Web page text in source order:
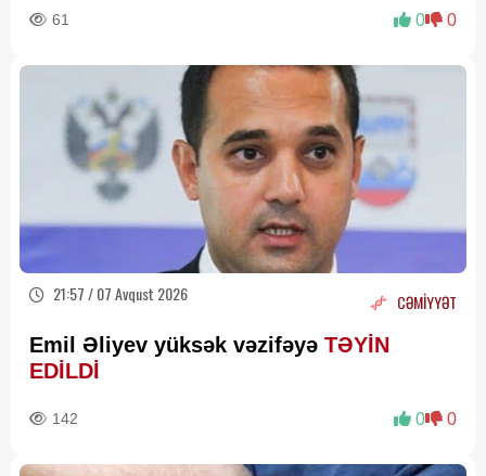
61 0 0
21:57 / 07 Avqust 2026 CƏMİYYƏT
Emil Əliyev yüksək vəzifəyə TƏYİN
EDİLDİ
142 0 0